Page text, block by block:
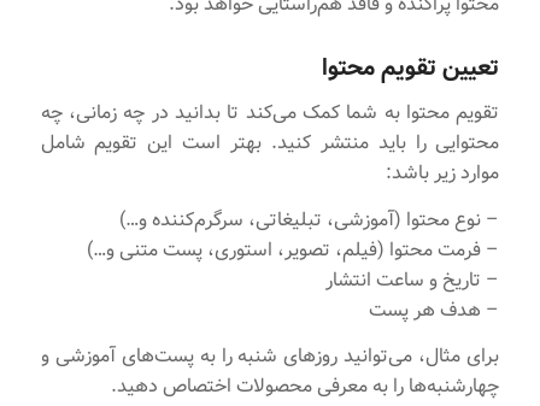
تعیین تقویم محتوا
تقویم محتوا به شما کمک می‌کند تا بدانید در چه زمانی، چه
محتوایی را باید منتشر کنید. بهتر است این تقویم شامل
موارد زیر باشد:
– نوع محتوا (آموزشی، تبلیغاتی، سرگرم‌کننده و…)
– فرمت محتوا (فیلم، تصویر، استوری، پست متنی و…)
– تاریخ و ساعت انتشار
– هدف هر پست
برای مثال، می‌توانید روزهای شنبه را به پست‌های آموزشی و
چهارشنبه‌ها را به معرفی محصولات اختصاص دهید.